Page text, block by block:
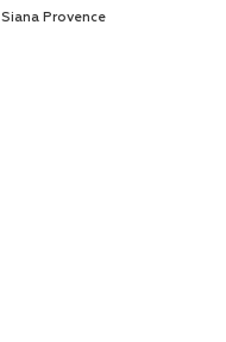
Siana Provence